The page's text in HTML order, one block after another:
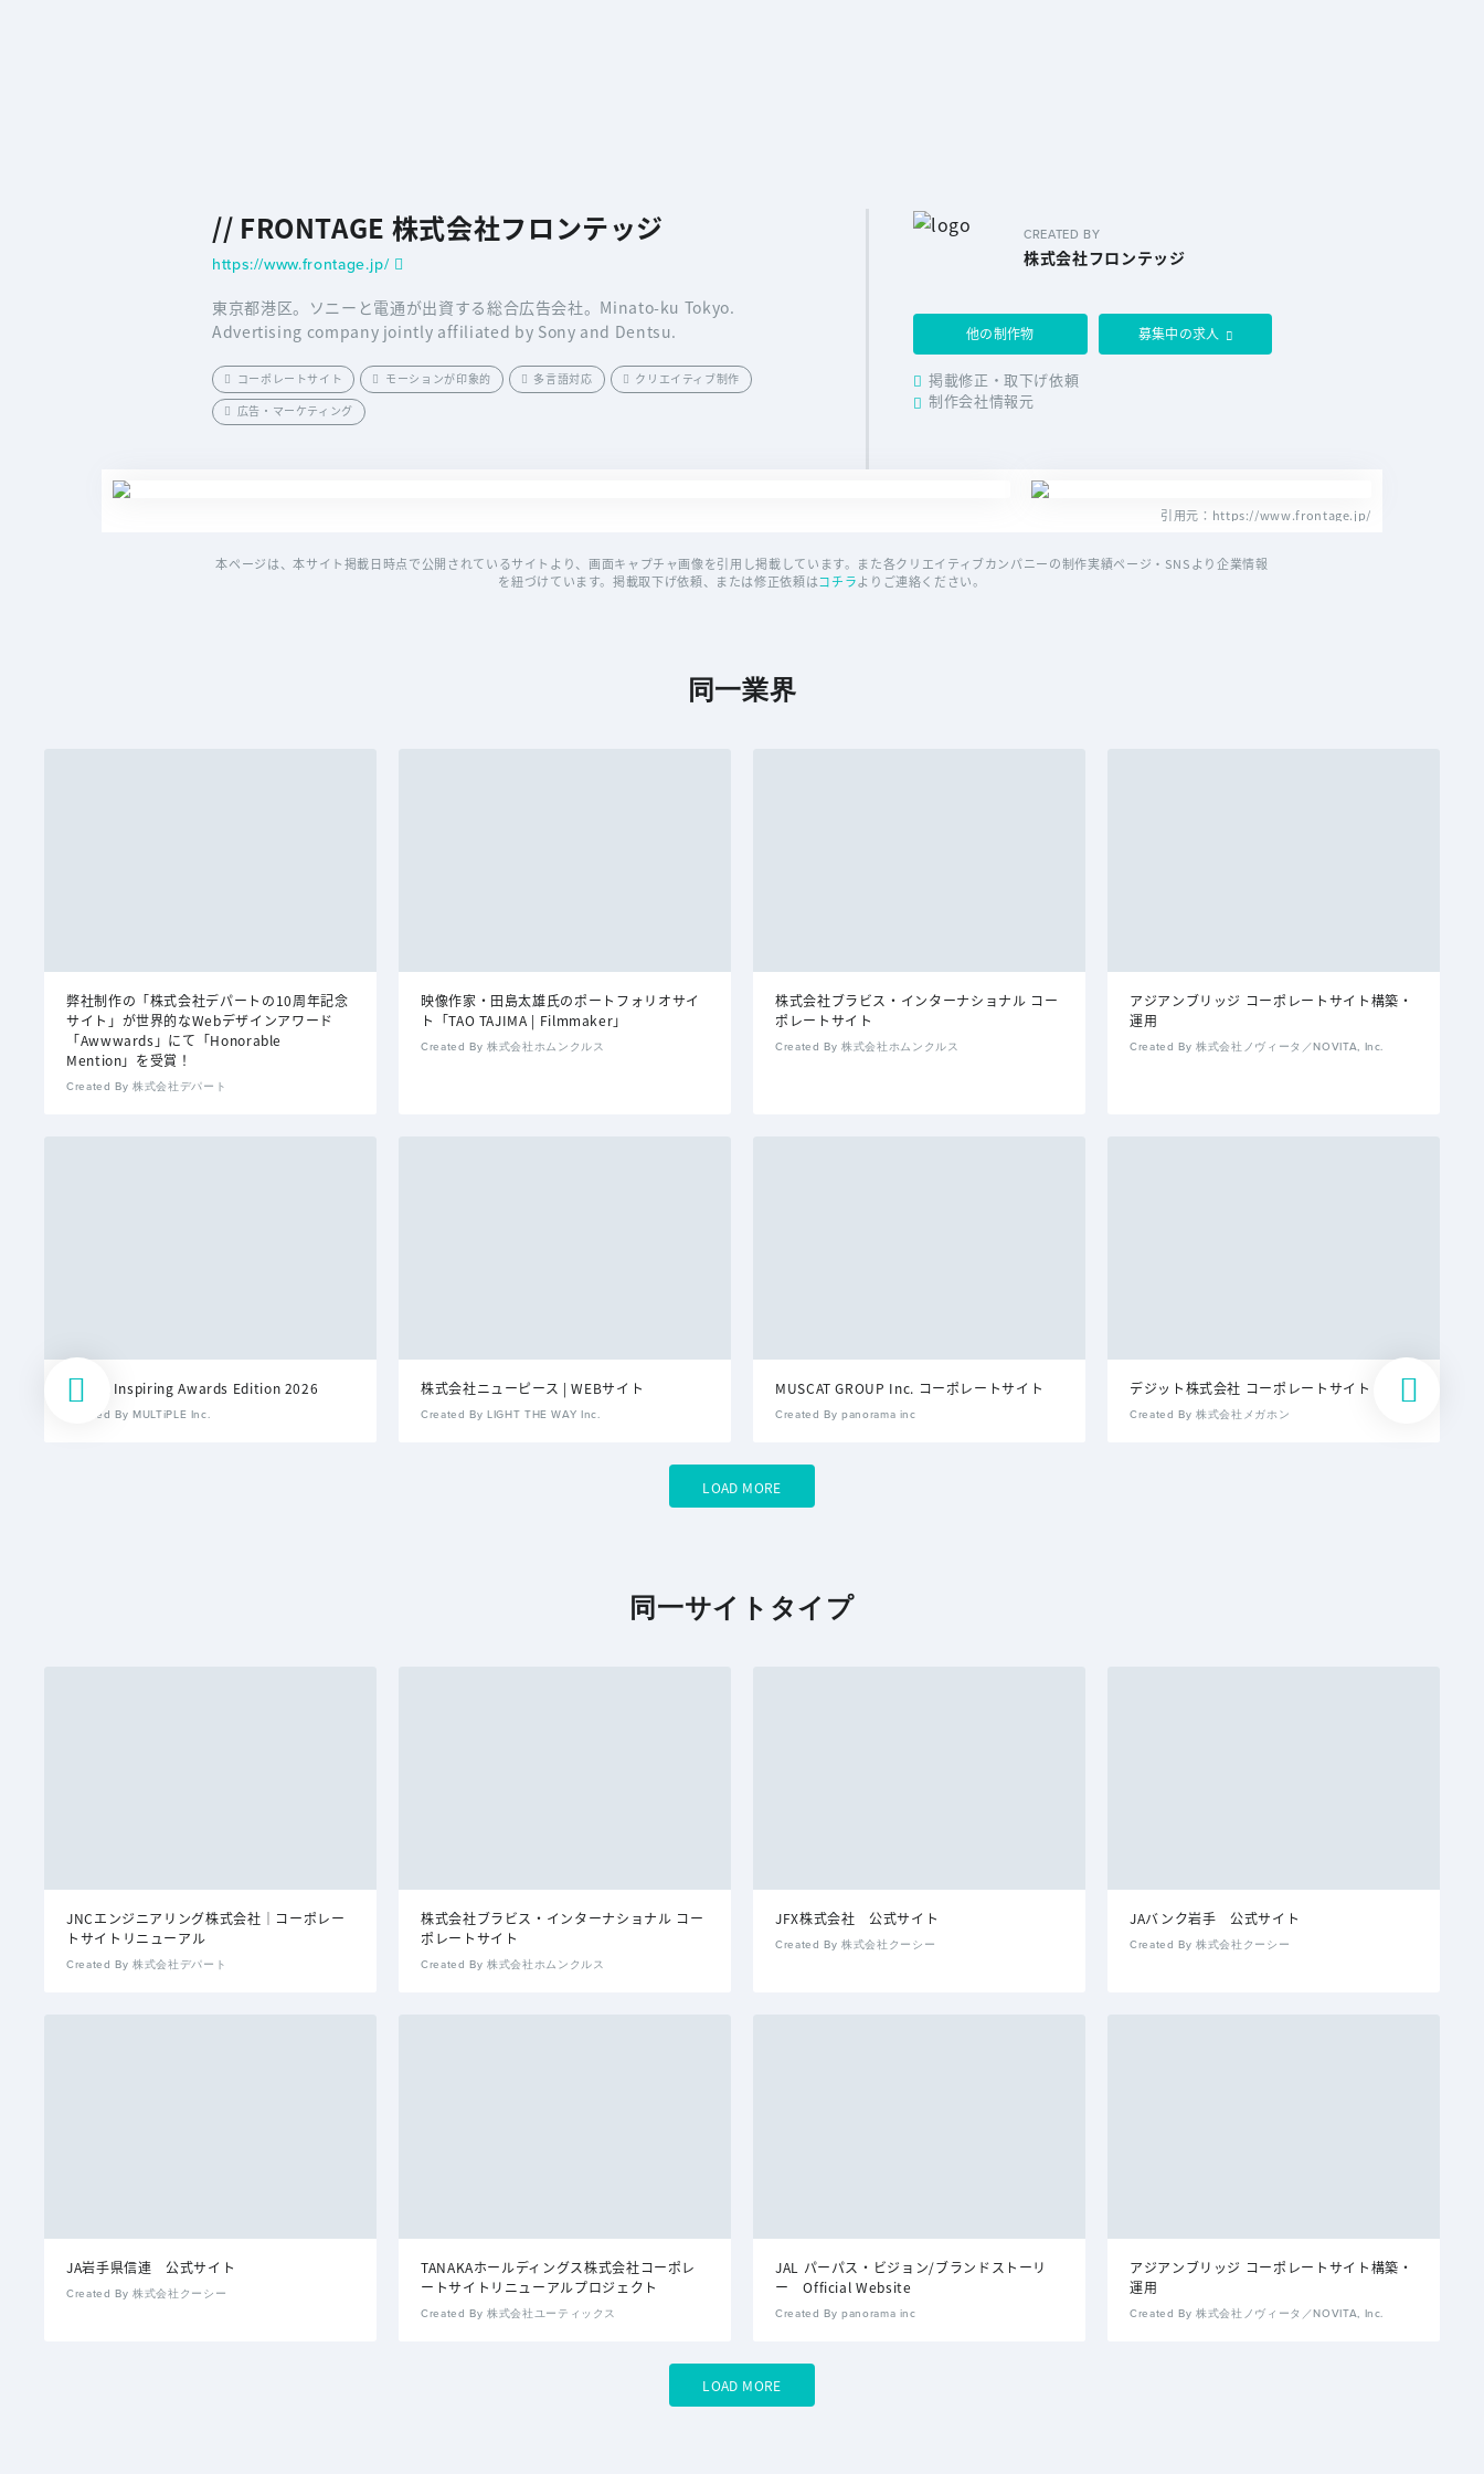
// FRONTAGE 株式会社フロンテッジ
https://www.frontage.jp/
東京都港区。ソニーと電通が出資する総合広告会社。Minato-ku Tokyo.
Advertising company jointly affiliated by Sony and Dentsu.
コーポレートサイト モーションが印象的 多言語対応
クリエイティブ制作
広告・マーケティング
CREATED BY
株式会社フロンテッジ
他の制作物 募集中の求人
掲載修正・取下げ依頼
制作会社情報元
引用元：https://www.frontage.jp/
本ページは、本サイト掲載日時点で公開されているサイトより、画面キャプチャ画像を引用し掲載しています。また各クリエイティブカンパニーの制作実績ページ・SNSより企業情報
を紐づけています。掲載取下げ依頼、または修正依頼はコチラよりご連絡ください。
同一業界
弊社制作の「株式会社デパートの10周年記念
サイト」が世界的なWebデザインアワード
「Awwwards」にて「Honorable
Mention」を受賞！
Created By 株式会社デパート
映像作家・田島太雄氏のポートフォリオサイ
ト「TAO TAJIMA | Filmmaker」
Created By 株式会社ホムンクルス
株式会社ブラビス・インターナショナル コー
ポレートサイト
Created By 株式会社ホムンクルス
アジアンブリッジ コーポレートサイト構築・
運用
Created By 株式会社ノヴィータ／NOVITA, Inc.
CINRA Inspiring Awards Edition 2026
Created By MULTiPLE Inc.
株式会社ニューピース | WEBサイト
Created By LIGHT THE WAY Inc.
MUSCAT GROUP Inc. コーポレートサイト
Created By panorama inc
デジット株式会社 コーポレートサイト
Created By 株式会社メガホン
LOAD MORE
同一サイトタイプ
JNCエンジニアリング株式会社｜コーポレー
トサイトリニューアル
Created By 株式会社デパート
株式会社ブラビス・インターナショナル コー
ポレートサイト
Created By 株式会社ホムンクルス
JFX株式会社 公式サイト
Created By 株式会社クーシー
JAバンク岩手 公式サイト
Created By 株式会社クーシー
JA岩手県信連 公式サイト
Created By 株式会社クーシー
TANAKAホールディングス株式会社コーポレ
ートサイトリニューアルプロジェクト
Created By 株式会社ユーティックス
JAL パーパス・ビジョン/ブランドストーリ
ー Official Website
Created By panorama inc
アジアンブリッジ コーポレートサイト構築・
運用
Created By 株式会社ノヴィータ／NOVITA, Inc.
LOAD MORE